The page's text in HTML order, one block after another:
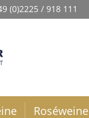
(0)2225 / 918 111
Roséweine